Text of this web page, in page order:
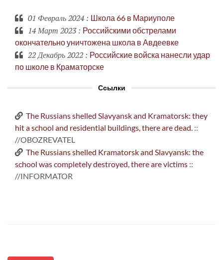
01 Февраль 2024: Школа 66 в Мариуполе
14 Март 2023: Российскими обстрелами
окончательно уничтожена школа в Авдеевке
22 Декабрь 2022: Российские войска нанесли удар
по школе в Краматорске
Ссылки
The Russians shelled Slavyansk and Kramatorsk: they
hit a school and residential buildings, there are dead. ::
//OBOZREVATEL
The Russians shelled Kramatorsk and Slavyansk: the
school was completely destroyed, there are victims ::
//INFORMATOR